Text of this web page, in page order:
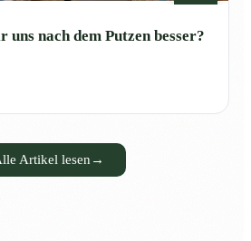
nach dem Putzen besser?
Artikel lesen →